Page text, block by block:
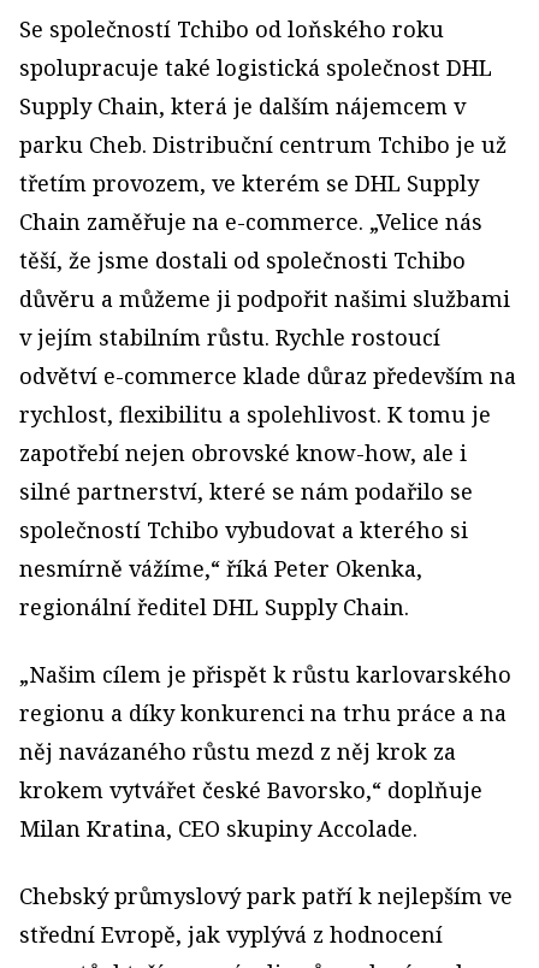
Se společností Tchibo od loňského roku
spolupracuje také logistická společnost DHL
Supply Chain, která je dalším nájemcem v
parku Cheb. Distribuční centrum Tchibo je už
třetím provozem, ve kterém se DHL Supply
Chain zaměřuje na e-commerce. „Velice nás
těší, že jsme dostali od společnosti Tchibo
důvěru a můžeme ji podpořit našimi službami
v jejím stabilním růstu. Rychle rostoucí
odvětví e-commerce klade důraz především na
rychlost, flexibilitu a spolehlivost. K tomu je
zapotřebí nejen obrovské know-how, ale i
silné partnerství, které se nám podařilo se
společností Tchibo vybudovat a kterého si
nesmírně vážíme,“ říká Peter Okenka,
regionální ředitel DHL Supply Chain.
„Našim cílem je přispět k růstu karlovarského
regionu a díky konkurenci na trhu práce a na
něj navázaného růstu mezd z něj krok za
krokem vytvářet české Bavorsko,“ doplňuje
Milan Kratina, CEO skupiny Accolade.
Chebský průmyslový park patří k nejlepším ve
střední Evropě, jak vyplývá z hodnocení